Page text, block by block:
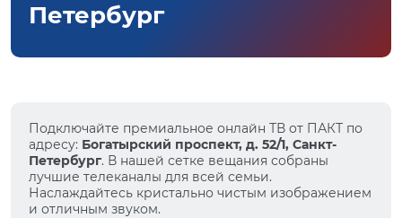
Петербург
Подключайте премиальное онлайн ТВ от ПАКТ по
адресу: Богатырский проспект, д. 52/1, Санкт-
Петербург. В нашей сетке вещания собраны
лучшие телеканалы для всей семьи.
Наслаждайтесь кристально чистым изображением
и отличным звуком.